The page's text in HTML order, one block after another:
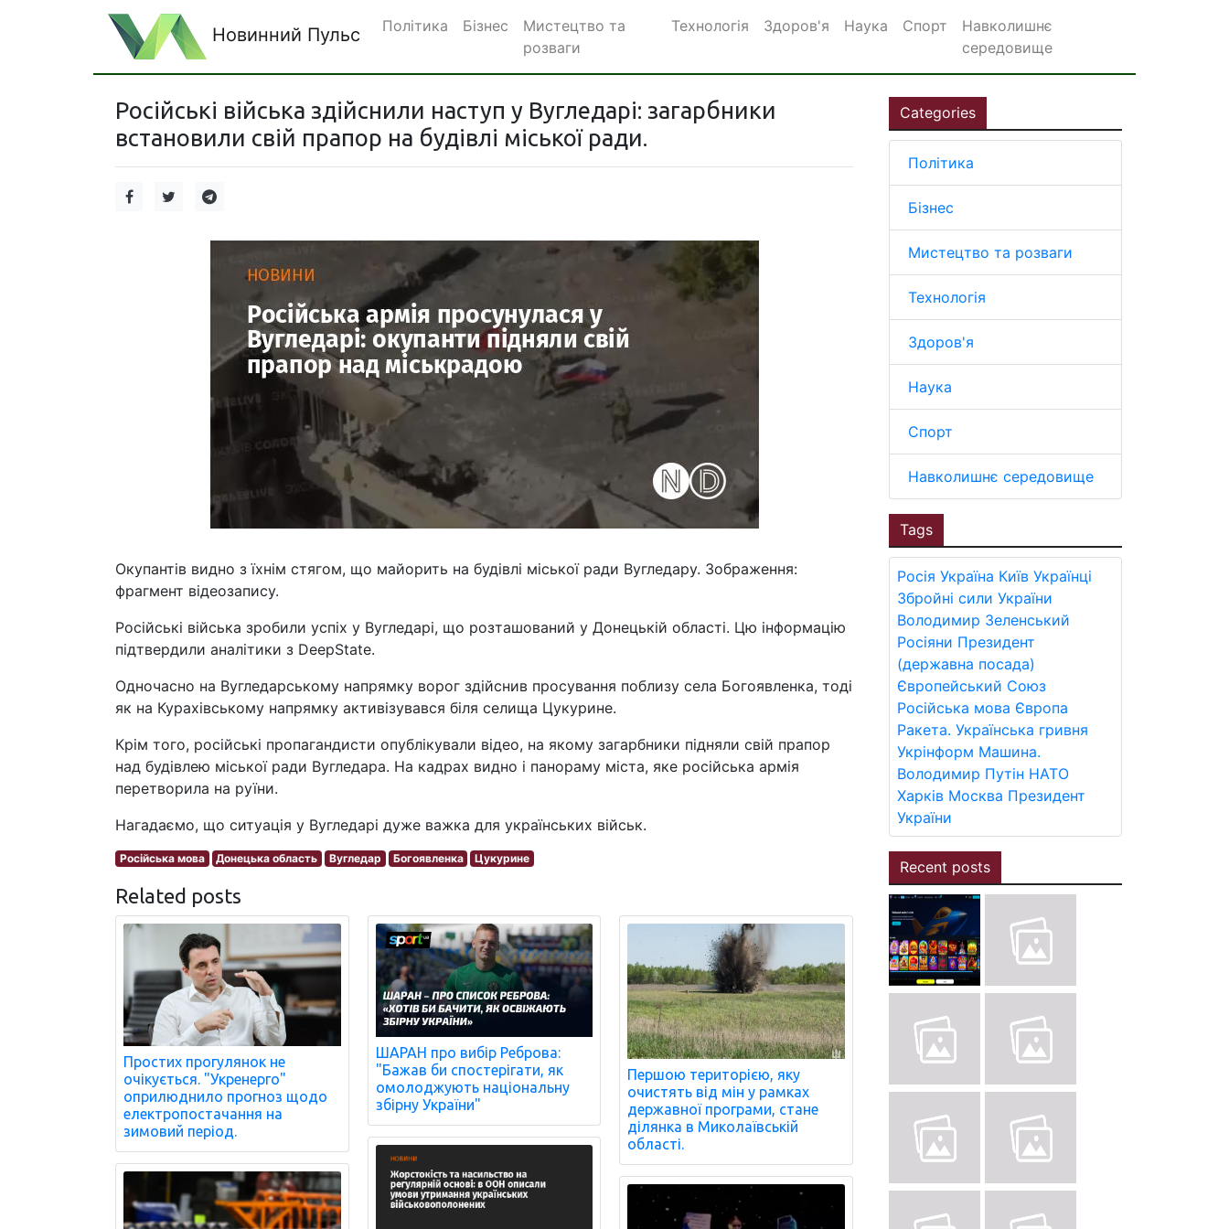
Новинний Пульс Політика Бізнес
Мистецтво та
розваги
Технологія Здоров'я Наука Спорт
Навколишнє
середовище
Російські війська здійснили наступ у Вугледарі: загарбники
встановили свій прапор на будівлі міської ради.
Окупантів видно з їхнім стягом, що майорить на будівлі міської ради Вугледару. Зображення:
фрагмент відеозапису.
Російські війська зробили успіх у Вугледарі, що розташований у Донецькій області. Цю інформацію
підтвердили аналітики з DeepState.
Одночасно на Вугледарському напрямку ворог здійснив просування поблизу села Богоявленка, тоді
як на Курахівському напрямку активізувався біля селища Цукурине.
Крім того, російські пропагандисти опублікували відео, на якому загарбники підняли свій прапор
над будівлею міської ради Вугледара. На кадрах видно і панораму міста, яке російська армія
перетворила на руїни.
Нагадаємо, що ситуація у Вугледарі дуже важка для українських військ.
Російська мова Донецька область Вугледар Богоявленка Цукурине
Related posts
Простих прогулянок не
очікується. "Укренерго"
оприлюднило прогноз щодо
електропостачання на
зимовий період.
ШАРАН про вибір Реброва:
"Бажав би спостерігати, як
омолоджують національну
збірну України"
Першою територією, яку
очистять від мін у рамках
державної програми, стане
ділянка в Миколаївській
області.
Categories
Політика
Бізнес
Мистецтво та розваги
Технологія
Здоров'я
Наука
Спорт
Навколишнє середовище
Tags
Росія Україна Київ Українці
Збройні сили України
Володимир Зеленський
Росіяни Президент
(державна посада)
Європейський Союз
Російська мова Європа
Ракета. Українська гривня
Укрінформ Машина.
Володимир Путін НАТО
Харків Москва Президент
України
Recent posts